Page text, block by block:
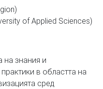
of Applied Sciences)
знания и
в областта на
сред